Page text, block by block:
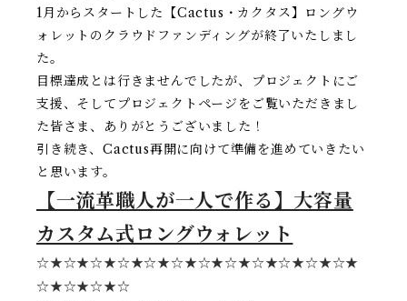
1月からスタートした【Cactus・カクタス】ロングウ
ォレットのクラウドファンディングが終了いたしまし
た。
目標達成とは行きませんでしたが、プロジェクトにご
支援、そしてプロジェクトページをご覧いただきまし
た皆さま、ありがとうございました！
引き続き、Cactus再開に向けて準備を進めていきたい
と思います。
【一流革職人が一人で作る】大容量
カスタム式ロングウォレット
☆★☆★☆★☆★☆★☆★☆★☆★☆★☆★☆★☆★
☆★☆★☆★☆